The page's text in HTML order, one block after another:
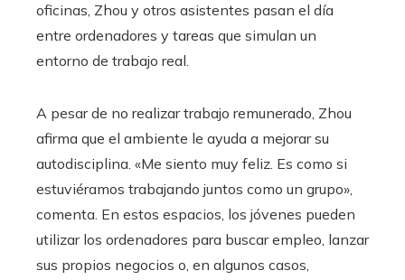
oficinas, Zhou y otros asistentes pasan el día
entre ordenadores y tareas que simulan un
entorno de trabajo real.
A pesar de no realizar trabajo remunerado, Zhou
afirma que el ambiente le ayuda a mejorar su
autodisciplina. «Me siento muy feliz. Es como si
estuviéramos trabajando juntos como un grupo»,
comenta. En estos espacios, los jóvenes pueden
utilizar los ordenadores para buscar empleo, lanzar
sus propios negocios o, en algunos casos,